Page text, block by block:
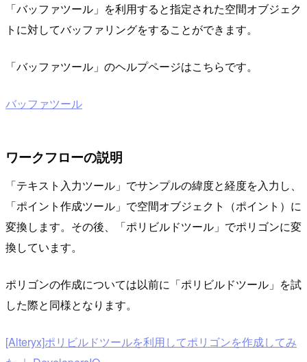
「バッファツール」を利用すると指定された空間オブジェク
トに対してバッファリングをすることができます。
「バッファツール」のヘルプページはこちらです。
バッファツール
ワークフローの説明
「テキスト入力ツール」でサンプルの緯度と経度を入力し、
「ポイント作成ツール」で空間オブジェクト（ポイント）に
変換します。その後、「ポリビルドツール」でポリゴンに変
換しています。
ポリゴンの作成については以前に「ポリビルドツール」を試
した際と同様となります。
[Alteryx]ポリビルドツールを利用してポリゴンを作成してみ